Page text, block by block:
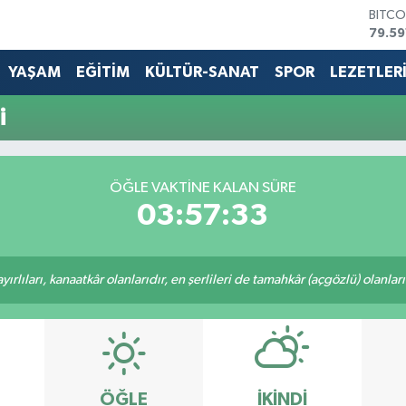
YAŞAM EĞİTİM KÜLTÜR-SANAT SPOR
ÖĞLE VAKTİNE KALAN SÜRE
03:57:33
kanaatkâr olanlarıdır, en şerlileri de tamahkâr (açgözlü)
ÖĞLE İKINDI